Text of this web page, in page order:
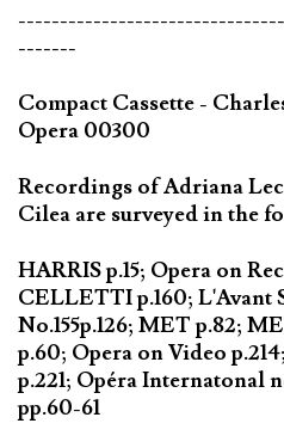
-------
Compact Cassette -
Opera 00300
Recordings of Adriana
Cilea are surveyed in the
HARRIS p.15; Opera on
CELLETTI p.160; L'Avant
No.155p.126; MET p.82;
p.60; Opera on Video
p.221; Opéra Internatonal
pp.60-61